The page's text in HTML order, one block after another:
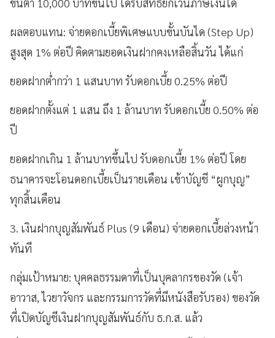
ผลตอบแทน: จ่ายดอกเบี้ยพิเศษแบบขั้นบันได (Step Up)
สูงสุด 1% ต่อปี คิดตามยอดเงินฝากคงเหลือสิ้นวัน ได้แก่
ยอดฝากต่ำกว่า 1 แสนบาท รับดอกเบี้ย 0.25% ต่อปี
ยอดฝากตั้งแต่ 1 แสน ถึง 1 ล้านบาท รับดอกเบี้ย 0.50% ต่อ
ปี
ยอดฝากเกิน 1 ล้านบาทขึ้นไป รับดอกเบี้ย 1% ต่อปี โดย
ธนาคารจะโอนดอกเบี้ยเป็นรายเดือน เข้าบัญชี “ผูกบุญ”
ทุกสิ้นเดือน
3. เงินฝากบุญสัมพันธ์ Plus (9 เดือน) จ่ายดอกเบี้ยล่วงหน้า
ทันที
กลุ่มเป้าหมาย: บุคคลธรรมดาที่เป็นบุคลากรของวัด (เจ้า
อาวาส, ไวยาวัจกร และกรรมการวัดที่มีหนังสือรับรอง) ของวัด
ที่เปิดบัญชีเงินฝากบุญสัมพันธ์กับ ธ.ก.ส. แล้ว